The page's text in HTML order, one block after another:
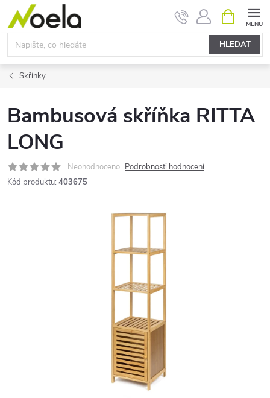
Přejít
obsah
HLEDAT
NÁKUPNÍ
KOŠÍK
Skřínky
Bambusová skříňka RITTA
LONG
Neohodnoceno Podrobnosti hodnocení
Kód produktu: 403675